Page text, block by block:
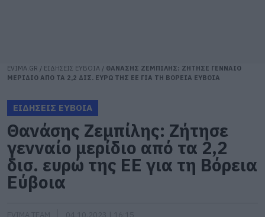
EVIMA.GR / ΕΙΔΗΣΕΙΣ ΕΥΒΟΙΑ / ΘΑΝΑΣΗΣ ΖΕΜΠΙΛΗΣ: ΖΗΤΗΣΕ ΓΕΝΝΑΙΟ
ΜΕΡΙΔΙΟ ΑΠΟ ΤΑ 2,2 ΔΙΣ. ΕΥΡΩ ΤΗΣ ΕΕ ΓΙΑ ΤΗ ΒΟΡΕΙΑ ΕΥΒΟΙΑ
ΕΙΔΗΣΕΙΣ ΕΥΒΟΙΑ
Θανάσης Ζεμπίλης: Ζήτησε
γενναίο μερίδιο από τα 2,2
δισ. ευρώ της ΕΕ για τη Βόρεια
Εύβοια